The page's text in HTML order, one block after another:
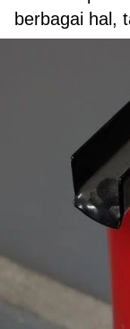
berbagai hal,